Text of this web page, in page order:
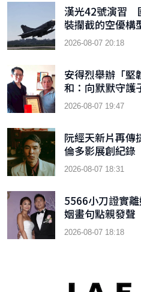
漢光42號演習
裝攔截的空優構
2026-08-07 20:18
安得烈舉辦「
和：向默默守護
2026-08-07 19:47
阮經天新片再傳
倫多影展創紀錄
2026-08-07 18:31
5566小刀證實
姻畫句點親發聲
2026-08-07 18:18